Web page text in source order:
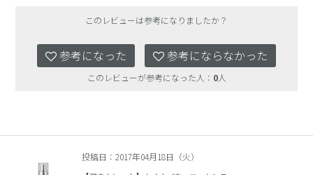
このレビューは参考になりましたか？
参考になった 参考にならなかった
このレビューが参考になった人： 0人
投稿日：2017年04月18日（火）